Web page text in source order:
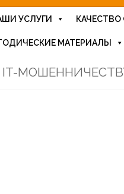
УСЛУГИ КАЧЕСТВО
МАТЕРИАЛЫ